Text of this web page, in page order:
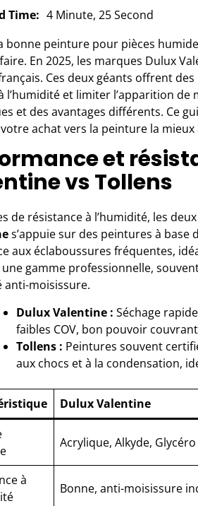
Time: 4 Minute, 25 Second
bonne peinture pour pièces
En 2025, les marques Dulux
Ces deux géants offrent
l’humidité et limiter l’apparition
et des avantages différents. Ce
achat vers la peinture la mieux
et
vs Tollens
de résistance à l’humidité, les
s’appuie sur des peintures à base
aux éclaboussures fréquentes,
gamme professionnelle,
anti-moisissure.
Dulux Valentine : Séchage
faibles COV, bon pouvoir
Tollens : Peintures souvent
aux chocs et à la condensation,
Dulux Valentine
Acrylique, Alkyde, Glycéro
à
Bonne, anti-moisissure